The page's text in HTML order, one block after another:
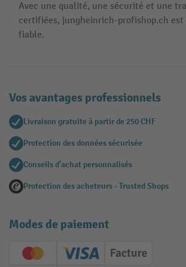
Avec une qualité, une sécurité et une
certifiées, jungheinrich-profishop.ch est
fiable.
Vos avantages professionnels
Livraison gratuite à partir de 250 CHF
Protection des données sécurisée
Conseils d'achat personnalisés
Protection des acheteurs - Trusted Shops
Modes de paiement
Creditcard (Master)Creditcard (Visa)
Facture